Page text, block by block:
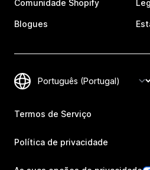
Comunidade Shopify
Blogues
Termos de Serviço
Política de privacidade